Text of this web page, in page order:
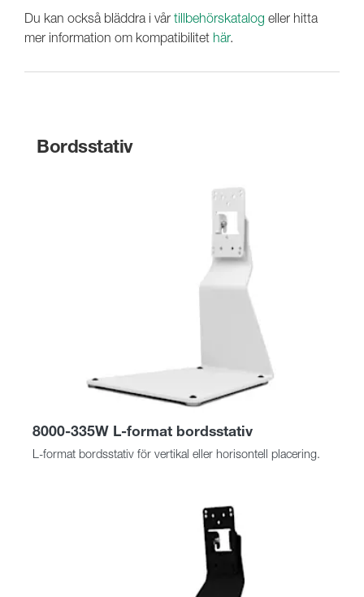
Du kan också bläddra i vår tillbehörskatalog eller hitta
mer information om kompatibilitet här.
Bordsstativ
8000-335W L-format bordsstativ
L-format bordsstativ för vertikal eller horisontell placering.